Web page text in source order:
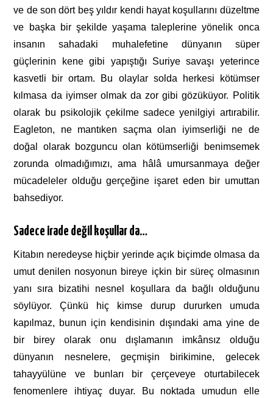
ve de son dört beş yıldır kendi hayat koşullarını düzeltme
ve başka bir şekilde yaşama taleplerine yönelik onca
insanın sahadaki muhalefetine dünyanın süper
güçlerinin kene gibi yapıştığı Suriye savaşı yeterince
kasvetli bir ortam. Bu olaylar solda herkesi kötümser
kılmasa da iyimser olmak da zor gibi gözüküyor. Politik
olarak bu psikolojik çekilme sadece yenilgiyi artırabilir.
Eagleton, ne mantıken saçma olan iyimserliği ne de
doğal olarak bozguncu olan kötümserliği benimsemek
zorunda olmadığımızı, ama hâlâ umursanmaya değer
mücadeleler olduğu gerçeğine işaret eden bir umuttan
bahsediyor.
Sadece irade değil koşullar da…
Kitabın neredeyse hiçbir yerinde açık biçimde olmasa da
umut denilen nosyonun bireye içkin bir süreç olmasının
yanı sıra bizatihi nesnel koşullara da bağlı olduğunu
söylüyor. Çünkü hiç kimse durup dururken umuda
kapılmaz, bunun için kendisinin dışındaki ama yine de
bir birey olarak onu dışlamanın imkânsız olduğu
dünyanın nesnelere, geçmişin birikimine, gelecek
tahayyülüne ve bunları bir çerçeveye oturtabilecek
fenomenlere ihtiyaç duyar. Bu noktada umudun elle